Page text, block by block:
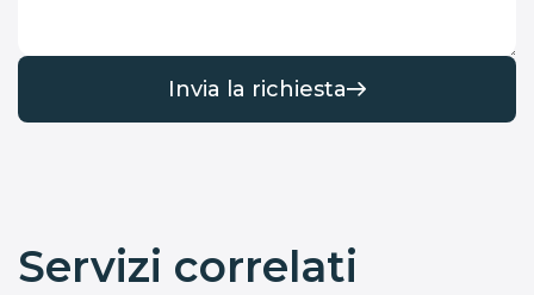
Invia la richiesta
Servizi correlati